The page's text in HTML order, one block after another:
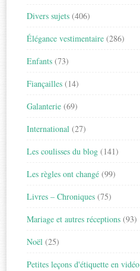
Divers sujets (406)
Élégance vestimentaire (286)
Enfants (73)
Fiançailles (14)
Galanterie (69)
International (27)
Les coulisses du blog (141)
Les règles ont changé (99)
Livres – Chroniques (75)
Mariage et autres réceptions (93)
Noël (25)
Petites leçons d'étiquette en vidéo